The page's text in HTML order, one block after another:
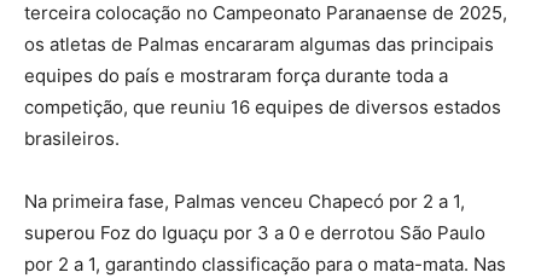
terceira colocação no Campeonato Paranaense de 2025,
os atletas de Palmas encararam algumas das principais
equipes do país e mostraram força durante toda a
competição, que reuniu 16 equipes de diversos estados
brasileiros.
Na primeira fase, Palmas venceu Chapecó por 2 a 1,
superou Foz do Iguaçu por 3 a 0 e derrotou São Paulo
por 2 a 1, garantindo classificação para o mata-mata. Nas